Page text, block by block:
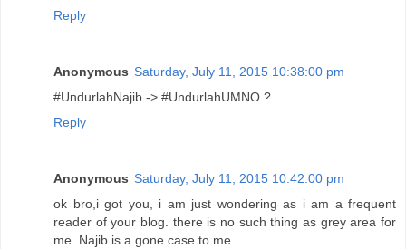
Reply
Anonymous Saturday, July 11, 2015 10:38:00 pm
#UndurlahNajib -> #UndurlahUMNO ?
Reply
Anonymous Saturday, July 11, 2015 10:42:00 pm
ok bro,i got you, i am just wondering as i am a frequent
reader of your blog. there is no such thing as grey area for
me. Najib is a gone case to me.